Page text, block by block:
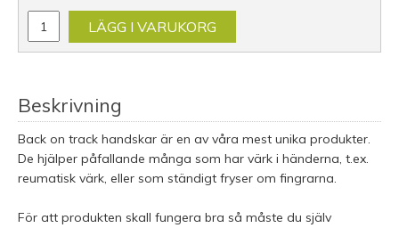
LÄGG I VARUKORG
Beskrivning
Back on track handskar är en av våra mest unika produkter.
De hjälper påfallande många som har värk i händerna, t.ex.
reumatisk värk, eller som ständigt fryser om fingrarna.
För att produkten skall fungera bra så måste du själv